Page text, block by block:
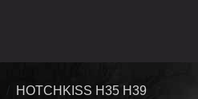
HOTCHKISS H35 H39